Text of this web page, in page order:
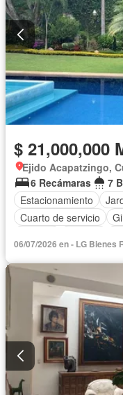
$ 21,000,000
Ejido Acapatzingo,
6 Recámaras
7
Estacionamiento
Cuarto de servicio
Jacuzzi
Agua
Gas natural
Despacho
Recámara